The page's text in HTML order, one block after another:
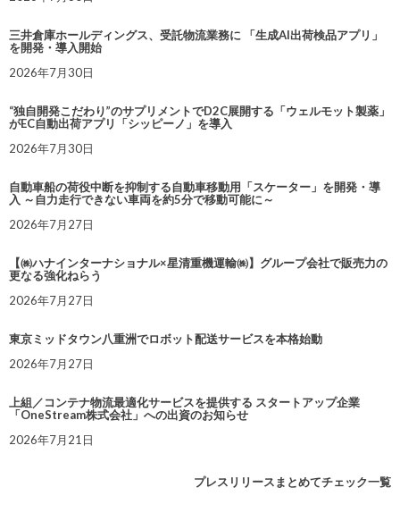
三井倉庫ホールディングス、受託物流業務に 「生成AI出荷検品アプリ」
を開発・導入開始
2026年7月30日
“独自開発こだわり”のサプリメントでD2C展開する「ウェルモット製薬」
がEC自動出荷アプリ「シッピーノ」を導入
2026年7月30日
自動車船の荷役中断を抑制する自動車移動用「スケーター」を開発・導
入 ～自力走行できない車両を約5分で移動可能に～
2026年7月27日
【㈱ハナインターナショナル×星清重機運輸㈱】グループ会社で販売力の
更なる強化ねらう
2026年7月27日
東京ミッドタウン八重洲でロボット配送サービスを本格始動
2026年7月27日
上組／コンテナ物流最適化サービスを提供する スタートアップ企業
「OneStream株式会社」への出資のお知らせ
2026年7月21日
プレスリリースまとめてチェック一覧